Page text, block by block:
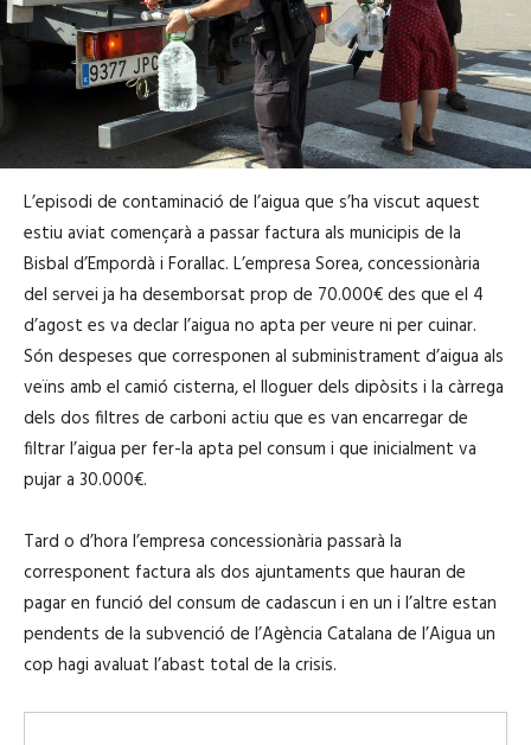
L’episodi de contaminació de l’aigua que s’ha viscut aquest
estiu aviat començarà a passar factura als municipis de la
Bisbal d’Empordà i Forallac. L’empresa Sorea, concessionària
del servei ja ha desemborsat prop de 70.000€ des que el 4
d’agost es va declar l’aigua no apta per veure ni per cuinar.
Són despeses que corresponen al subministrament d’aigua als
veïns amb el camió cisterna, el lloguer dels dipòsits i la càrrega
dels dos filtres de carboni actiu que es van encarregar de
filtrar l’aigua per fer-la apta pel consum i que inicialment va
pujar a 30.000€.
Tard o d’hora l’empresa concessionària passarà la
corresponent factura als dos ajuntaments que hauran de
pagar en funció del consum de cadascun i en un i l’altre estan
pendents de la subvenció de l’Agència Catalana de l’Aigua un
cop hagi avaluat l’abast total de la crisis.